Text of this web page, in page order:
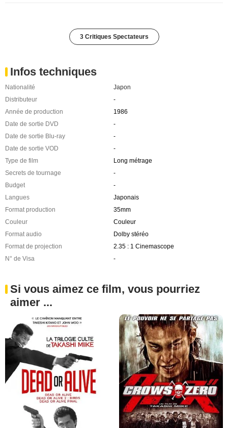
3 Critiques Spectateurs
Infos techniques
Nationalité
Japon
Distributeur
-
Année de production
1986
Date de sortie DVD
-
Date de sortie Blu-ray
-
Date de sortie VOD
-
Type de film
Long métrage
Secrets de tournage
-
Budget
-
Langues
Japonais
Format production
35mm
Couleur
Couleur
Format audio
Dolby stéréo
Format de projection
2.35 : 1 Cinemascope
N° de Visa
-
Si vous aimez ce film, vous pourriez
aimer ...